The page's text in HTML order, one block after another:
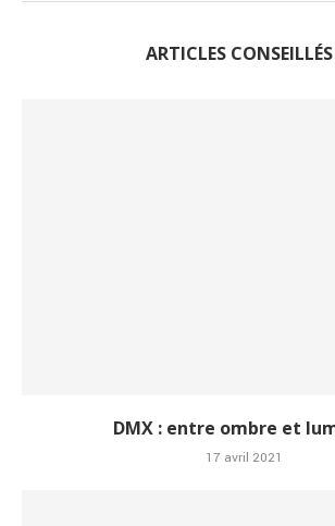
ARTICLES
DMX : entre ombre et
17 avril 2021